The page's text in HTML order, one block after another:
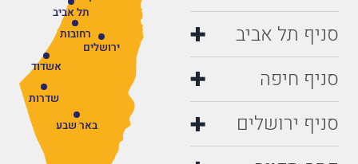
סניף תל אביב
סניף חיפה
סניף ירושלים
רחובות
תל אביב
ירושלים
באר שבע
אשדוד
שדרות